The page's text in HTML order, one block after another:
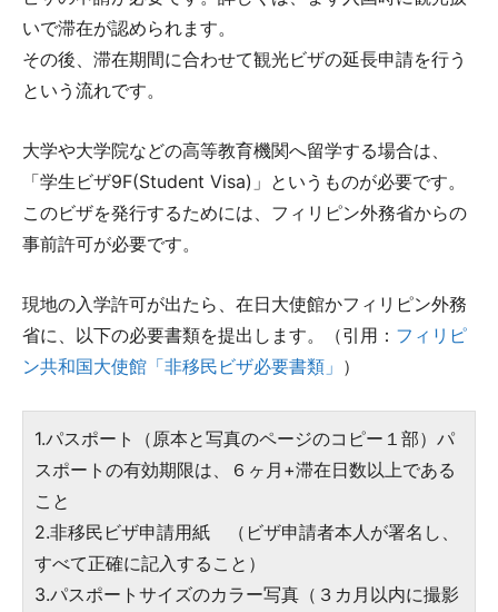
いで滞在が認められます。
その後、滞在期間に合わせて観光ビザの延長申請を行う
という流れです。
大学や大学院などの高等教育機関へ留学する場合は、
「学生ビザ9F(Student Visa)」というものが必要です。
このビザを発行するためには、フィリピン外務省からの
事前許可が必要です。
現地の入学許可が出たら、在日大使館かフィリピン外務
省に、以下の必要書類を提出します。（引用： フィリピ
ン共和国大使館「非移民ビザ必要書類」 ）
1.パスポート（原本と写真のページのコピー１部）パ
スポートの有効期限は、６ヶ月+滞在日数以上である
こと
2.非移民ビザ申請用紙 （ビザ申請者本人が署名し、
すべて正確に記入すること）
3.パスポートサイズのカラー写真（３カ月以内に撮影